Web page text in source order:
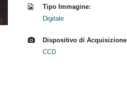
Tipo Immagine:
Digitale
Dispositivo di Acquisizione
CCD